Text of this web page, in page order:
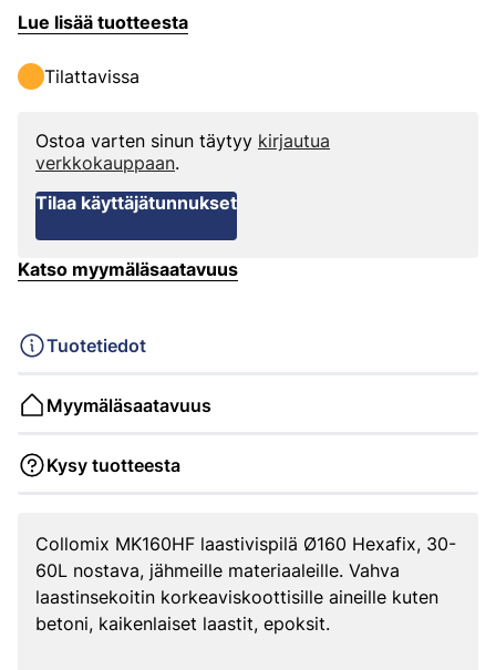
Lue lisää tuotteesta
Tilattavissa
Ostoa varten sinun täytyy kirjautua
verkkokauppaan.
Tilaa käyttäjätunnukset
Katso myymäläsaatavuus
Tuotetiedot
Myymäläsaatavuus
Kysy tuotteesta
Collomix MK160HF laastivispilä Ø160 Hexafix, 30-
60L nostava, jähmeille materiaaleille. Vahva
laastinsekoitin korkeaviskoottisille aineille kuten
betoni, kaikenlaiset laastit, epoksit.